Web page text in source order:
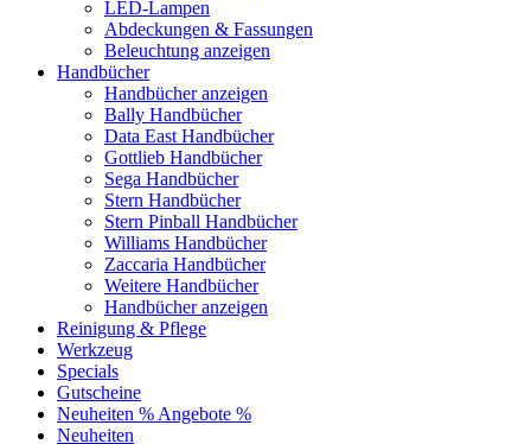
LED-Lampen
Abdeckungen & Fassungen
Beleuchtung anzeigen
Handbücher
Handbücher anzeigen
Bally Handbücher
Data East Handbücher
Gottlieb Handbücher
Sega Handbücher
Stern Handbücher
Stern Pinball Handbücher
Williams Handbücher
Zaccaria Handbücher
Weitere Handbücher
Handbücher anzeigen
Reinigung & Pflege
Werkzeug
Specials
Gutscheine
Neuheiten % Angebote %
Neuheiten